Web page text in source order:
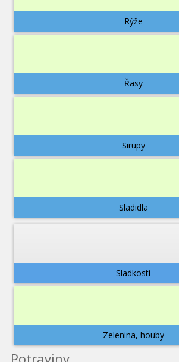
Rýže
Řasy
Sirupy
Sladidla
Sladkosti
Zelenina, houby
Potraviny